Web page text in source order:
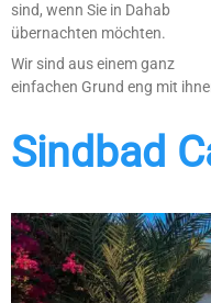
sind, wenn Sie in Dahab
übernachten möchten.
Wir sind aus einem ganz
einfachen Grund eng mit
Sindbad